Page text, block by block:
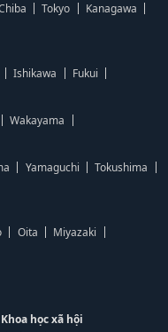
Tokyo
Kanagawa
Ishikawa
Fukui
Wakayama
Yamaguchi
Tokushima
Oita
Miyazaki
học xã hội